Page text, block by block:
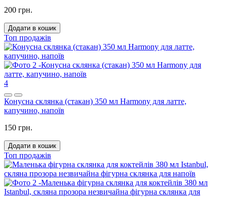
200 грн.
Додати в кошик
Топ продажів
4
Конусна склянка (стакан) 350 мл Harmony для латте,
капучино, напоїв
150 грн.
Додати в кошик
Топ продажів